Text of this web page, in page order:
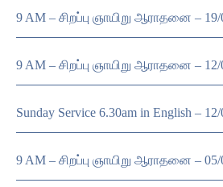
9 AM – சிறப்பு ஞாயிறு ஆராதனை – 19/
9 AM – சிறப்பு ஞாயிறு ஆராதனை – 12/
Sunday Service 6.30am in English –
9 AM – சிறப்பு ஞாயிறு ஆராதனை – 05/